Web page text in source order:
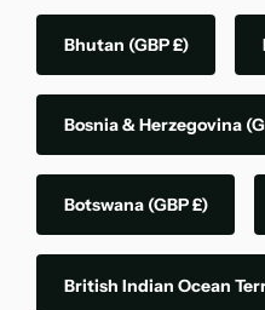
Bhutan (GBP £)
Bosnia & Herzegovina
Botswana (GBP £)
British Indian Ocean